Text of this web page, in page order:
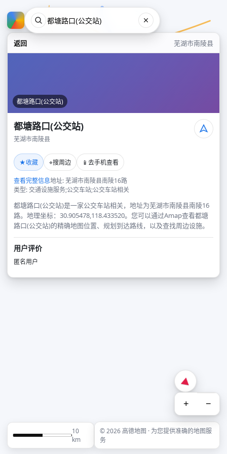
返回 芜湖市南陵县
都塘路口(公交站)
都塘路口(公交站)
芜湖市南陵县
★收藏 ⌖搜周边 📱 去手机查看
查看完整信息地址: 芜湖市南陵县南陵16路
类型: 交通设施服务;公交车站;公交车站相关
都塘路口(公交站)是一家公交车站相关，地址为芜湖市南陵县南陵16
路。地理坐标：30.905478,118.433520。您可以通过Amap查看都塘
路口(公交站)的精确地图位置、规划到达路线，以及查找周边设施。
用户评价
匿名用户
+ −
10
km
© 2026 高德地图 · 为您提供准确的地图服
务